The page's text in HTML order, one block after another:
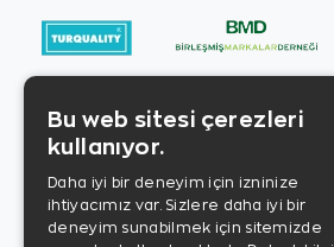
Bu web sitesi çerezleri
kullanıyor.
Daha iyi bir deneyim için izninize
ihtiyacımız var. Sizlere daha iyi bir
deneyim sunabilmek için sitemizde